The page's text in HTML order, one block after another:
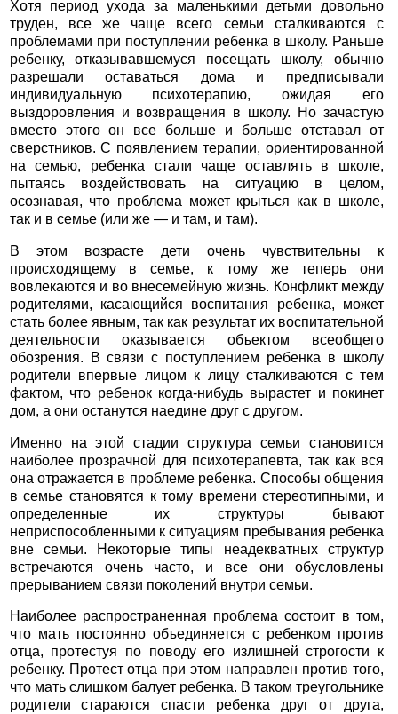
Хотя период ухода за маленькими детьми довольно
труден, все же чаще всего семьи сталкиваются с
проблемами при поступлении ребенка в школу. Раньше
ребенку, отказывавшемуся посещать школу, обычно
разрешали оставаться дома и предписывали
индивидуальную психотерапию, ожидая его
выздоровления и возвращения в школу. Но зачастую
вместо этого он все больше и больше отставал от
сверстников. С появлением терапии, ориентированной
на семью, ребенка стали чаще оставлять в школе,
пытаясь воздействовать на ситуацию в целом,
осознавая, что проблема может крыться как в школе,
так и в семье (или же — и там, и там).
В этом возрасте дети очень чувствительны к
происходящему в семье, к тому же теперь они
вовлекаются и во внесемейную жизнь. Конфликт между
родителями, касающийся воспитания ребенка, может
стать более явным, так как результат их воспитательной
деятельности оказывается объектом всеобщего
обозрения. В связи с поступлением ребенка в школу
родители впервые лицом к лицу сталкиваются с тем
фактом, что ребенок когда-нибудь вырастет и покинет
дом, а они останутся наедине друг с другом.
Именно на этой стадии структура семьи становится
наиболее прозрачной для психотерапевта, так как вся
она отражается в проблеме ребенка. Способы общения
в семье становятся к тому времени стереотипными, и
определенные их структуры бывают
неприспособленными к ситуациям пребывания ребенка
вне семьи. Некоторые типы неадекватных структур
встречаются очень часто, и все они обусловлены
прерыванием связи поколений внутри семьи.
Наиболее распространенная проблема состоит в том,
что мать постоянно объединяется с ребенком против
отца, протестуя по поводу его излишней строгости к
ребенку. Протест отца при этом направлен против того,
что мать слишком балует ребенка. В таком треугольнике
родители стараются спасти ребенка друг от друга,